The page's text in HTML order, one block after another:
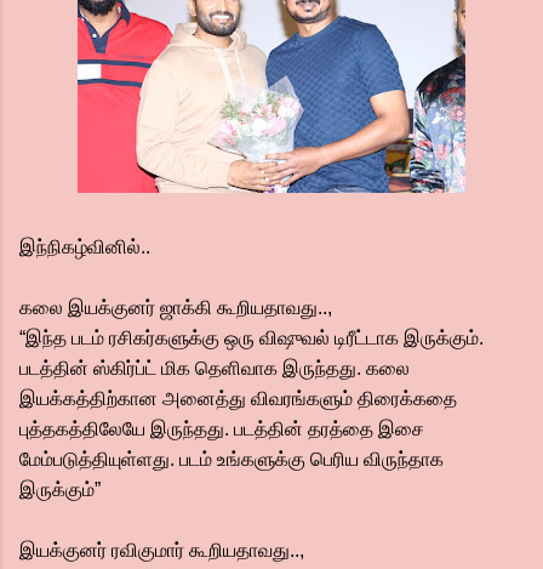
இந்நிகழ்வினில்..
கலை இயக்குனர் ஜாக்கி கூறியதாவது..,
“இந்த படம் ரசிகர்களுக்கு ஒரு விஷுவல் டிரீட்டாக இருக்கும்.
படத்தின் ஸ்கிர்ப்ட் மிக தெளிவாக இருந்தது. கலை
இயக்கத்திற்கான அனைத்து விவரங்களும் திரைக்கதை
புத்தகத்திலேயே இருந்தது. படத்தின் தரத்தை இசை
மேம்படுத்தியுள்ளது. படம் உங்களுக்கு பெரிய விருந்தாக
இருக்கும்”
இயக்குனர் ரவிகுமார் கூறியதாவது..,